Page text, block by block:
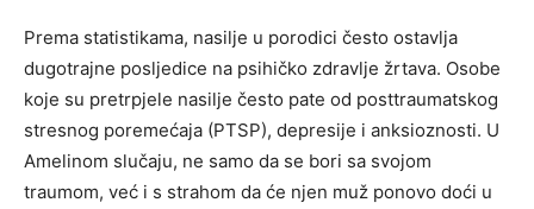
Prema statistikama, nasilje u porodici često ostavlja
dugotrajne posljedice na psihičko zdravlje žrtava. Osobe
koje su pretrpjele nasilje često pate od posttraumatskog
stresnog poremećaja (PTSP), depresije i anksioznosti. U
Amelinom slučaju, ne samo da se bori sa svojom
traumom, već i s strahom da će njen muž ponovo doći u